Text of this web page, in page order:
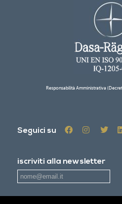
Responsabilità Amministrativa
Seguici su
iscriviti alla newsletter